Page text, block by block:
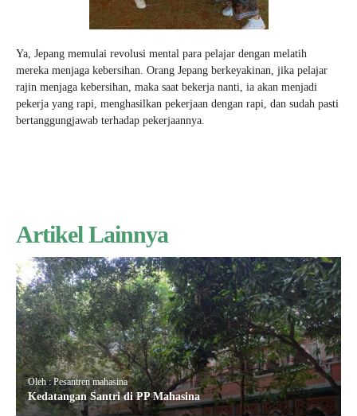
Ya, Jepang memulai revolusi mental para pelajar dengan melatih
mereka menjaga kebersihan. Orang Jepang berkeyakinan, jika pelajar
rajin menjaga kebersihan, maka saat bekerja nanti, ia akan menjadi
pekerja yang rapi, menghasilkan pekerjaan dengan rapi, dan sudah pasti
bertanggungjawab terhadap pekerjaannya.
Artikel Lainnya
Oleh : Pesantren mahasina
Kedatangan Santri di PP Mahasina